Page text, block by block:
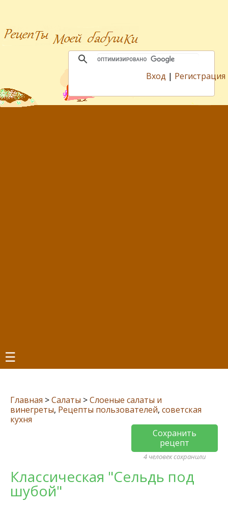
Вход | Регистрация
☰
Главная >Салаты >Слоеные салаты и
винегреты, Рецепты пользователей, советская
кухня
Сохранить
рецепт
4 человек сохранили
Классическая "Сельдь под
шубой"